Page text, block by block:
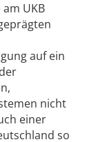
UKB
auf ein
nicht
einer
so